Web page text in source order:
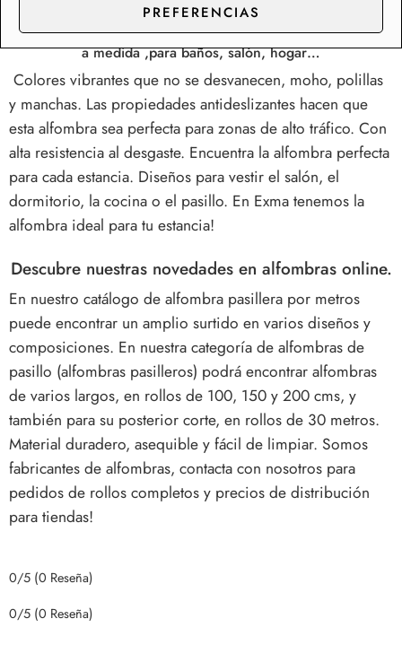
PREFERENCIAS
Comprar alfombras baratas, modernas, de pasillo, alfombra
a medida ,para baños, salón, hogar…
Colores vibrantes que no se desvanecen, moho, polillas
y manchas. Las propiedades antideslizantes hacen que
esta alfombra sea perfecta para zonas de alto tráfico. Con
alta resistencia al desgaste. Encuentra la alfombra perfecta
para cada estancia. Diseños para vestir el salón, el
dormitorio, la cocina o el pasillo. En Exma tenemos la
alfombra ideal para tu estancia!
Descubre nuestras novedades en alfombras online.
En nuestro catálogo de alfombra pasillera por metros
puede encontrar un amplio surtido en varios diseños y
composiciones. En nuestra categoría de alfombras de
pasillo (alfombras pasilleros) podrá encontrar alfombras
de varios largos, en rollos de 100, 150 y 200 cms, y
también para su posterior corte, en rollos de 30 metros.
Material duradero, asequible y fácil de limpiar. Somos
fabricantes de alfombras, contacta con nosotros para
pedidos de rollos completos y precios de distribución
para tiendas!
0/5 (0 Reseña)
0/5 (0 Reseña)